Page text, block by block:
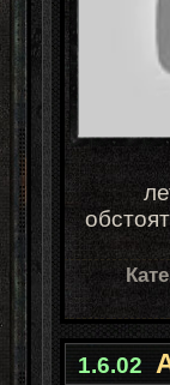
1.6.02